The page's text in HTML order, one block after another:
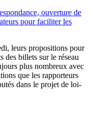
ouverture de
pour faciliter les
leurs propositions pour
des billets sur le réseau
plus nombreux avec
que les rapporteurs
dans le projet de loi-